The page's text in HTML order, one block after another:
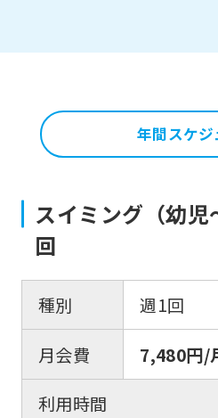
年間スケジ
スイミング（幼児
回
種別
週1回
月会費
7,480円/
利用時間